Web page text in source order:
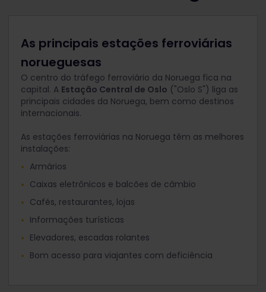
As principais estações ferroviárias
norueguesas
O centro do tráfego ferroviário da Noruega fica na
capital. A Estação Central de Oslo ("Oslo S") liga as
principais cidades da Noruega, bem como destinos
internacionais.
As estações ferroviárias na Noruega têm as melhores
instalações:
Armários
Caixas eletrônicos e balcões de câmbio
Cafés, restaurantes, lojas
Informações turísticas
Elevadores, escadas rolantes
Bom acesso para viajantes com deficiência